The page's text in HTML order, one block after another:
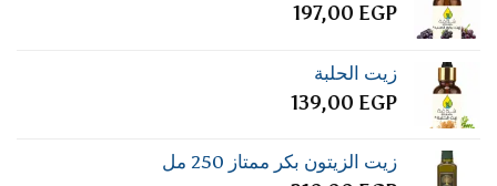
197,00 EGP
زيت الحلبة
139,00 EGP
زيت الزيتون بكر ممتاز 250 مل